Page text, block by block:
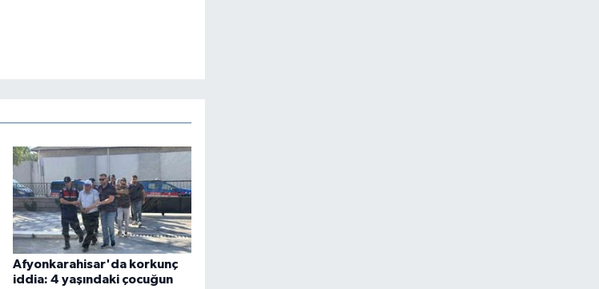
Afyonkarahisar'da korkunç
iddia: 4 yaşındaki çocuğun